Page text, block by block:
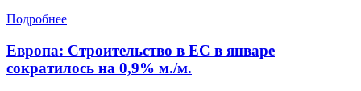
Подробнее
Европа: Строительство в ЕС в январе
сократилось на 0,9% м./м.